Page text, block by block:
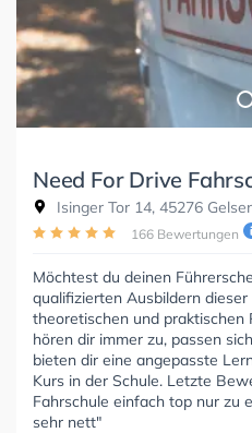
Need For Drive
Isinger Tor 14, 45276
166 Bewertungen
Möchtest du deinen
qualifizierten Ausbildern
theoretischen und praktischen
hören dir immer zu, passen
bieten dir eine angepasste
Kurs in der Schule. Letzte
Fahrschule einfach top nur zu
sehr nett"